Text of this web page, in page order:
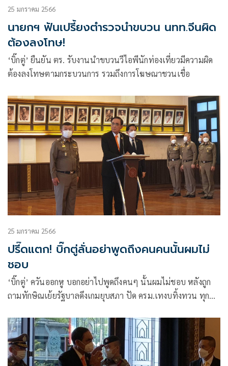
25 มกราคม 2566
นายกฯ ฟันเปรี้ยงตำรวจนำขบวน นทท.จีนผิด
ต้องลงโทษ!
‘บิ๊กตู่’ ยืนยัน ตร. รับงานนำขบวนวีไอพีนักท่องเที่ยวมีความผิด
ต้องลงโทษตามกระบวนการ รวมถึงการโฆษณาชวนเชื่อ
25 มกราคม 2566
ปรี๊ดแตก! บิ๊กตู่ลั่นอย่าพูดถึงคนคนนั้นผมไม่
ชอบ
‘บิ๊กตู่’ ควันออกหู บอกอย่าไปพูดถึงคนๆ นั้นผมไม่ชอบ หลังถูก
ถามทักษิณเย้ยรัฐบาลดึงเกมยุบสภา ปัด ครม.เทงบทิ้งทวน ทุก